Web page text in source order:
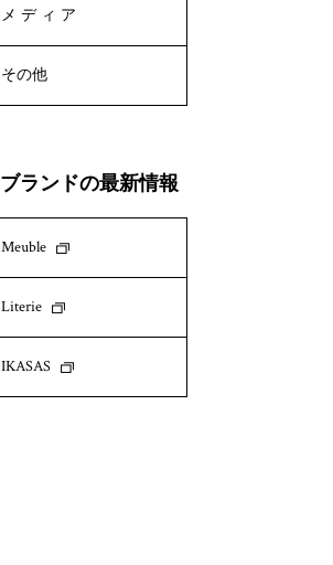
メディア
その他
ブランドの最新情報
Meuble
Literie
IKASAS